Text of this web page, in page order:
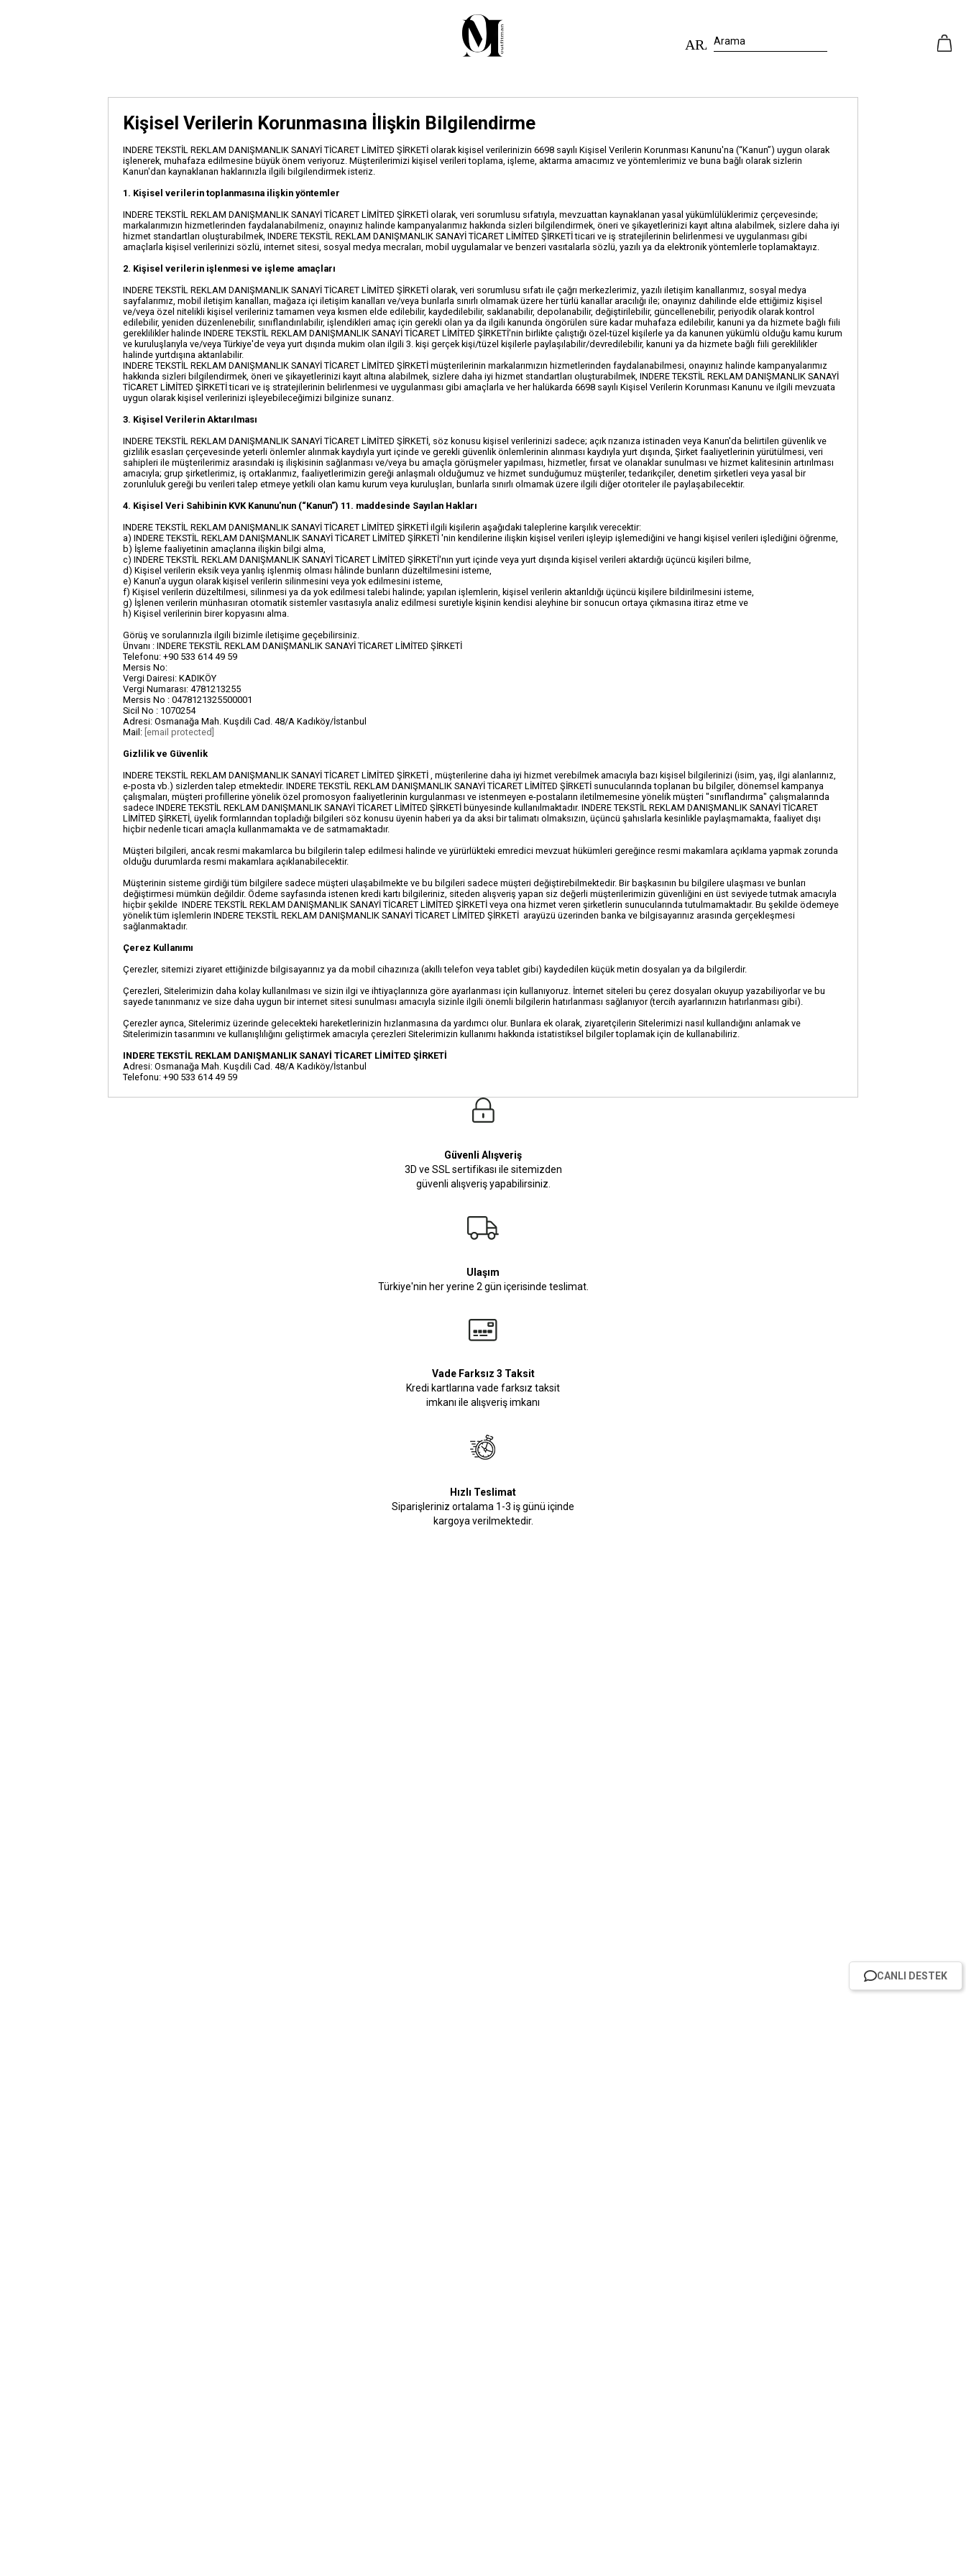
Kişisel Verilerin Korunmasına İlişkin Bilgilendirme
INDERE TEKSTİL REKLAM DANIŞMANLIK SANAYİ TİCARET LİMİTED ŞİRKETİ olarak kişisel verilerinizin 6698 sayılı Kişisel Verilerin Korunması Kanunu'na (“Kanun”) uygun olarak
işlenerek, muhafaza edilmesine büyük önem veriyoruz. Müşterilerimizi kişisel verileri toplama, işleme, aktarma amacımız ve yöntemlerimiz ve buna bağlı olarak sizlerin
Kanun'dan kaynaklanan haklarınızla ilgili bilgilendirmek isteriz.
1. Kişisel verilerin toplanmasına ilişkin yöntemler
INDERE TEKSTİL REKLAM DANIŞMANLIK SANAYİ TİCARET LİMİTED ŞİRKETİ olarak, veri sorumlusu sıfatıyla, mevzuattan kaynaklanan yasal yükümlülüklerimiz çerçevesinde;
markalarımızın hizmetlerinden faydalanabilmeniz, onayınız halinde kampanyalarımız hakkında sizleri bilgilendirmek, öneri ve şikayetlerinizi kayıt altına alabilmek, sizlere daha iyi
hizmet standartları oluşturabilmek, INDERE TEKSTİL REKLAM DANIŞMANLIK SANAYİ TİCARET LİMİTED ŞİRKETİ ticari ve iş stratejilerinin belirlenmesi ve uygulanması gibi
amaçlarla kişisel verilerinizi sözlü, internet sitesi, sosyal medya mecraları, mobil uygulamalar ve benzeri vasıtalarla sözlü, yazılı ya da elektronik yöntemlerle toplamaktayız.
2. Kişisel verilerin işlenmesi ve işleme amaçları
INDERE TEKSTİL REKLAM DANIŞMANLIK SANAYİ TİCARET LİMİTED ŞİRKETİ olarak, veri sorumlusu sıfatı ile çağrı merkezlerimiz, yazılı iletişim kanallarımız, sosyal medya
sayfalarımız, mobil iletişim kanalları, mağaza içi iletişim kanalları ve/veya bunlarla sınırlı olmamak üzere her türlü kanallar aracılığı ile; onayınız dahilinde elde ettiğimiz kişisel
ve/veya özel nitelikli kişisel verileriniz tamamen veya kısmen elde edilebilir, kaydedilebilir, saklanabilir, depolanabilir, değiştirilebilir, güncellenebilir, periyodik olarak kontrol
edilebilir, yeniden düzenlenebilir, sınıflandırılabilir, işlendikleri amaç için gerekli olan ya da ilgili kanunda öngörülen süre kadar muhafaza edilebilir, kanuni ya da hizmete bağlı fiili
gereklilikler halinde INDERE TEKSTİL REKLAM DANIŞMANLIK SANAYİ TİCARET LİMİTED ŞİRKETİ'nin birlikte çalıştığı özel-tüzel kişilerle ya da kanunen yükümlü olduğu kamu kurum
ve kuruluşlarıyla ve/veya Türkiye'de veya yurt dışında mukim olan ilgili 3. kişi gerçek kişi/tüzel kişilerle paylaşılabilir/devredilebilir, kanuni ya da hizmete bağlı fiili gereklilikler
halinde yurtdışına aktarılabilir.
INDERE TEKSTİL REKLAM DANIŞMANLIK SANAYİ TİCARET LİMİTED ŞİRKETİ müşterilerinin markalarımızın hizmetlerinden faydalanabilmesi, onayınız halinde kampanyalarımız
hakkında sizleri bilgilendirmek, öneri ve şikayetlerinizi kayıt altına alabilmek, sizlere daha iyi hizmet standartları oluşturabilmek, INDERE TEKSTİL REKLAM DANIŞMANLIK SANAYİ
TİCARET LİMİTED ŞİRKETİ ticari ve iş stratejilerinin belirlenmesi ve uygulanması gibi amaçlarla ve her halükarda 6698 sayılı Kişisel Verilerin Korunması Kanunu ve ilgili mevzuata
uygun olarak kişisel verilerinizi işleyebileceğimizi bilginize sunarız.
3. Kişisel Verilerin Aktarılması
INDERE TEKSTİL REKLAM DANIŞMANLIK SANAYİ TİCARET LİMİTED ŞİRKETİ, söz konusu kişisel verilerinizi sadece; açık rızanıza istinaden veya Kanun'da belirtilen güvenlik ve
gizlilik esasları çerçevesinde yeterli önlemler alınmak kaydıyla yurt içinde ve gerekli güvenlik önlemlerinin alınması kaydıyla yurt dışında, Şirket faaliyetlerinin yürütülmesi, veri
sahipleri ile müşterilerimiz arasındaki iş ilişkisinin sağlanması ve/veya bu amaçla görüşmeler yapılması, hizmetler, fırsat ve olanaklar sunulması ve hizmet kalitesinin artırılması
amacıyla; grup şirketlerimiz, iş ortaklarımız, faaliyetlerimizin gereği anlaşmalı olduğumuz ve hizmet sunduğumuz müşteriler, tedarikçiler, denetim şirketleri veya yasal bir
zorunluluk gereği bu verileri talep etmeye yetkili olan kamu kurum veya kuruluşları, bunlarla sınırlı olmamak üzere ilgili diğer otoriteler ile paylaşabilecektir.
4. Kişisel Veri Sahibinin KVK Kanunu'nun (“Kanun”) 11. maddesinde Sayılan Hakları
INDERE TEKSTİL REKLAM DANIŞMANLIK SANAYİ TİCARET LİMİTED ŞİRKETİ ilgili kişilerin aşağıdaki taleplerine karşılık verecektir:
a) INDERE TEKSTİL REKLAM DANIŞMANLIK SANAYİ TİCARET LİMİTED ŞİRKETİ 'nin kendilerine ilişkin kişisel verileri işleyip işlemediğini ve hangi kişisel verileri işlediğini öğrenme,
b) İşleme faaliyetinin amaçlarına ilişkin bilgi alma,
c) INDERE TEKSTİL REKLAM DANIŞMANLIK SANAYİ TİCARET LİMİTED ŞİRKETİ'nın yurt içinde veya yurt dışında kişisel verileri aktardığı üçüncü kişileri bilme,
d) Kişisel verilerin eksik veya yanlış işlenmiş olması hâlinde bunların düzeltilmesini isteme,
e) Kanun'a uygun olarak kişisel verilerin silinmesini veya yok edilmesini isteme,
f) Kişisel verilerin düzeltilmesi, silinmesi ya da yok edilmesi talebi halinde; yapılan işlemlerin, kişisel verilerin aktarıldığı üçüncü kişilere bildirilmesini isteme,
g) İşlenen verilerin münhasıran otomatik sistemler vasıtasıyla analiz edilmesi suretiyle kişinin kendisi aleyhine bir sonucun ortaya çıkmasına itiraz etme ve
h) Kişisel verilerinin birer kopyasını alma.
Görüş ve sorularınızla ilgili bizimle iletişime geçebilirsiniz.
Ünvanı : INDERE TEKSTİL REKLAM DANIŞMANLIK SANAYİ TİCARET LİMİTED ŞİRKETİ
Telefonu: +90 533 614 49 59
Mersis No:
Vergi Dairesi: KADIKÖY
Vergi Numarası: 4781213255
Mersis No : 0478121325500001
Sicil No : 1070254
Adresi: Osmanağa Mah. Kuşdili Cad. 48/A Kadıköy/İstanbul
Mail: [email protected]
Gizlilik ve Güvenlik
INDERE TEKSTİL REKLAM DANIŞMANLIK SANAYİ TİCARET LİMİTED ŞİRKETİ , müşterilerine daha iyi hizmet verebilmek amacıyla bazı kişisel bilgilerinizi (isim, yaş, ilgi alanlarınız,
e-posta vb.) sizlerden talep etmektedir. INDERE TEKSTİL REKLAM DANIŞMANLIK SANAYİ TİCARET LİMİTED ŞİRKETİ sunucularında toplanan bu bilgiler, dönemsel kampanya
çalışmaları, müşteri profillerine yönelik özel promosyon faaliyetlerinin kurgulanması ve istenmeyen e-postaların iletilmemesine yönelik müşteri "sınıflandırma" çalışmalarında
sadece INDERE TEKSTİL REKLAM DANIŞMANLIK SANAYİ TİCARET LİMİTED ŞİRKETİ bünyesinde kullanılmaktadır. INDERE TEKSTİL REKLAM DANIŞMANLIK SANAYİ TİCARET
LİMİTED ŞİRKETİ, üyelik formlarından topladığı bilgileri söz konusu üyenin haberi ya da aksi bir talimatı olmaksızın, üçüncü şahıslarla kesinlikle paylaşmamakta, faaliyet dışı
hiçbir nedenle ticari amaçla kullanmamakta ve de satmamaktadır.
Müşteri bilgileri, ancak resmi makamlarca bu bilgilerin talep edilmesi halinde ve yürürlükteki emredici mevzuat hükümleri gereğince resmi makamlara açıklama yapmak zorunda
olduğu durumlarda resmi makamlara açıklanabilecektir.
Müşterinin sisteme girdiği tüm bilgilere sadece müşteri ulaşabilmekte ve bu bilgileri sadece müşteri değiştirebilmektedir. Bir başkasının bu bilgilere ulaşması ve bunları
değiştirmesi mümkün değildir. Ödeme sayfasında istenen kredi kartı bilgileriniz, siteden alışveriş yapan siz değerli müşterilerimizin güvenliğini en üst seviyede tutmak amacıyla
hiçbir şekilde INDERE TEKSTİL REKLAM DANIŞMANLIK SANAYİ TİCARET LİMİTED ŞİRKETİ veya ona hizmet veren şirketlerin sunucularında tutulmamaktadır. Bu şekilde ödemeye
yönelik tüm işlemlerin INDERE TEKSTİL REKLAM DANIŞMANLIK SANAYİ TİCARET LİMİTED ŞİRKETİ arayüzü üzerinden banka ve bilgisayarınız arasında gerçekleşmesi
sağlanmaktadır.
Çerez Kullanımı
Çerezler, sitemizi ziyaret ettiğinizde bilgisayarınız ya da mobil cihazınıza (akıllı telefon veya tablet gibi) kaydedilen küçük metin dosyaları ya da bilgilerdir.
Çerezleri, Sitelerimizin daha kolay kullanılması ve sizin ilgi ve ihtiyaçlarınıza göre ayarlanması için kullanıyoruz. İnternet siteleri bu çerez dosyaları okuyup yazabiliyorlar ve bu
sayede tanınmanız ve size daha uygun bir internet sitesi sunulması amacıyla sizinle ilgili önemli bilgilerin hatırlanması sağlanıyor (tercih ayarlarınızın hatırlanması gibi).
Çerezler ayrıca, Sitelerimiz üzerinde gelecekteki hareketlerinizin hızlanmasına da yardımcı olur. Bunlara ek olarak, ziyaretçilerin Sitelerimizi nasıl kullandığını anlamak ve
Sitelerimizin tasarımını ve kullanışlılığını geliştirmek amacıyla çerezleri Sitelerimizin kullanımı hakkında istatistiksel bilgiler toplamak için de kullanabiliriz.
INDERE TEKSTİL REKLAM DANIŞMANLIK SANAYİ TİCARET LİMİTED ŞİRKETİ
Adresi: Osmanağa Mah. Kuşdili Cad. 48/A Kadıköy/İstanbul
Telefonu: +90 533 614 49 59
Güvenli Alışveriş
3D ve SSL sertifikası ile sitemizden
güvenli alışveriş yapabilirsiniz.
Ulaşım
Türkiye'nin her yerine 2 gün içerisinde teslimat.
Vade Farksız 3 Taksit
Kredi kartlarına vade farksız taksit
imkanı ile alışveriş imkanı
Hızlı Teslimat
Siparişleriniz ortalama 1-3 iş günü içinde
kargoya verilmektedir.
CANLI DESTEK